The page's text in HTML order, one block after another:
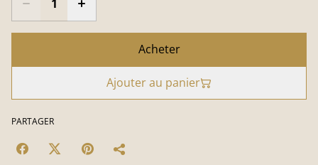
Acheter
Ajouter au panier
PARTAGER